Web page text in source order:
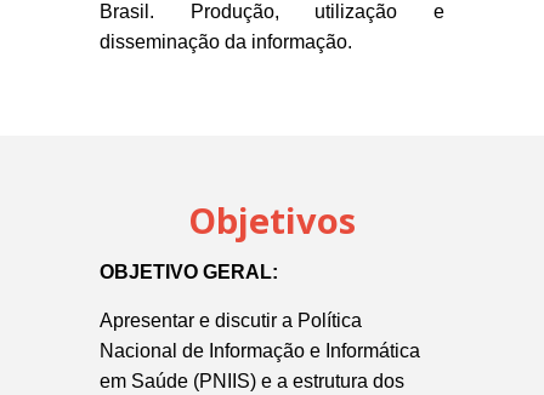
Brasil. Produção, utilização e
disseminação da informação.
Objetivos
OBJETIVO GERAL:
Apresentar e discutir a Política
Nacional de Informação e Informática
em Saúde (PNIIS) e a estrutura dos